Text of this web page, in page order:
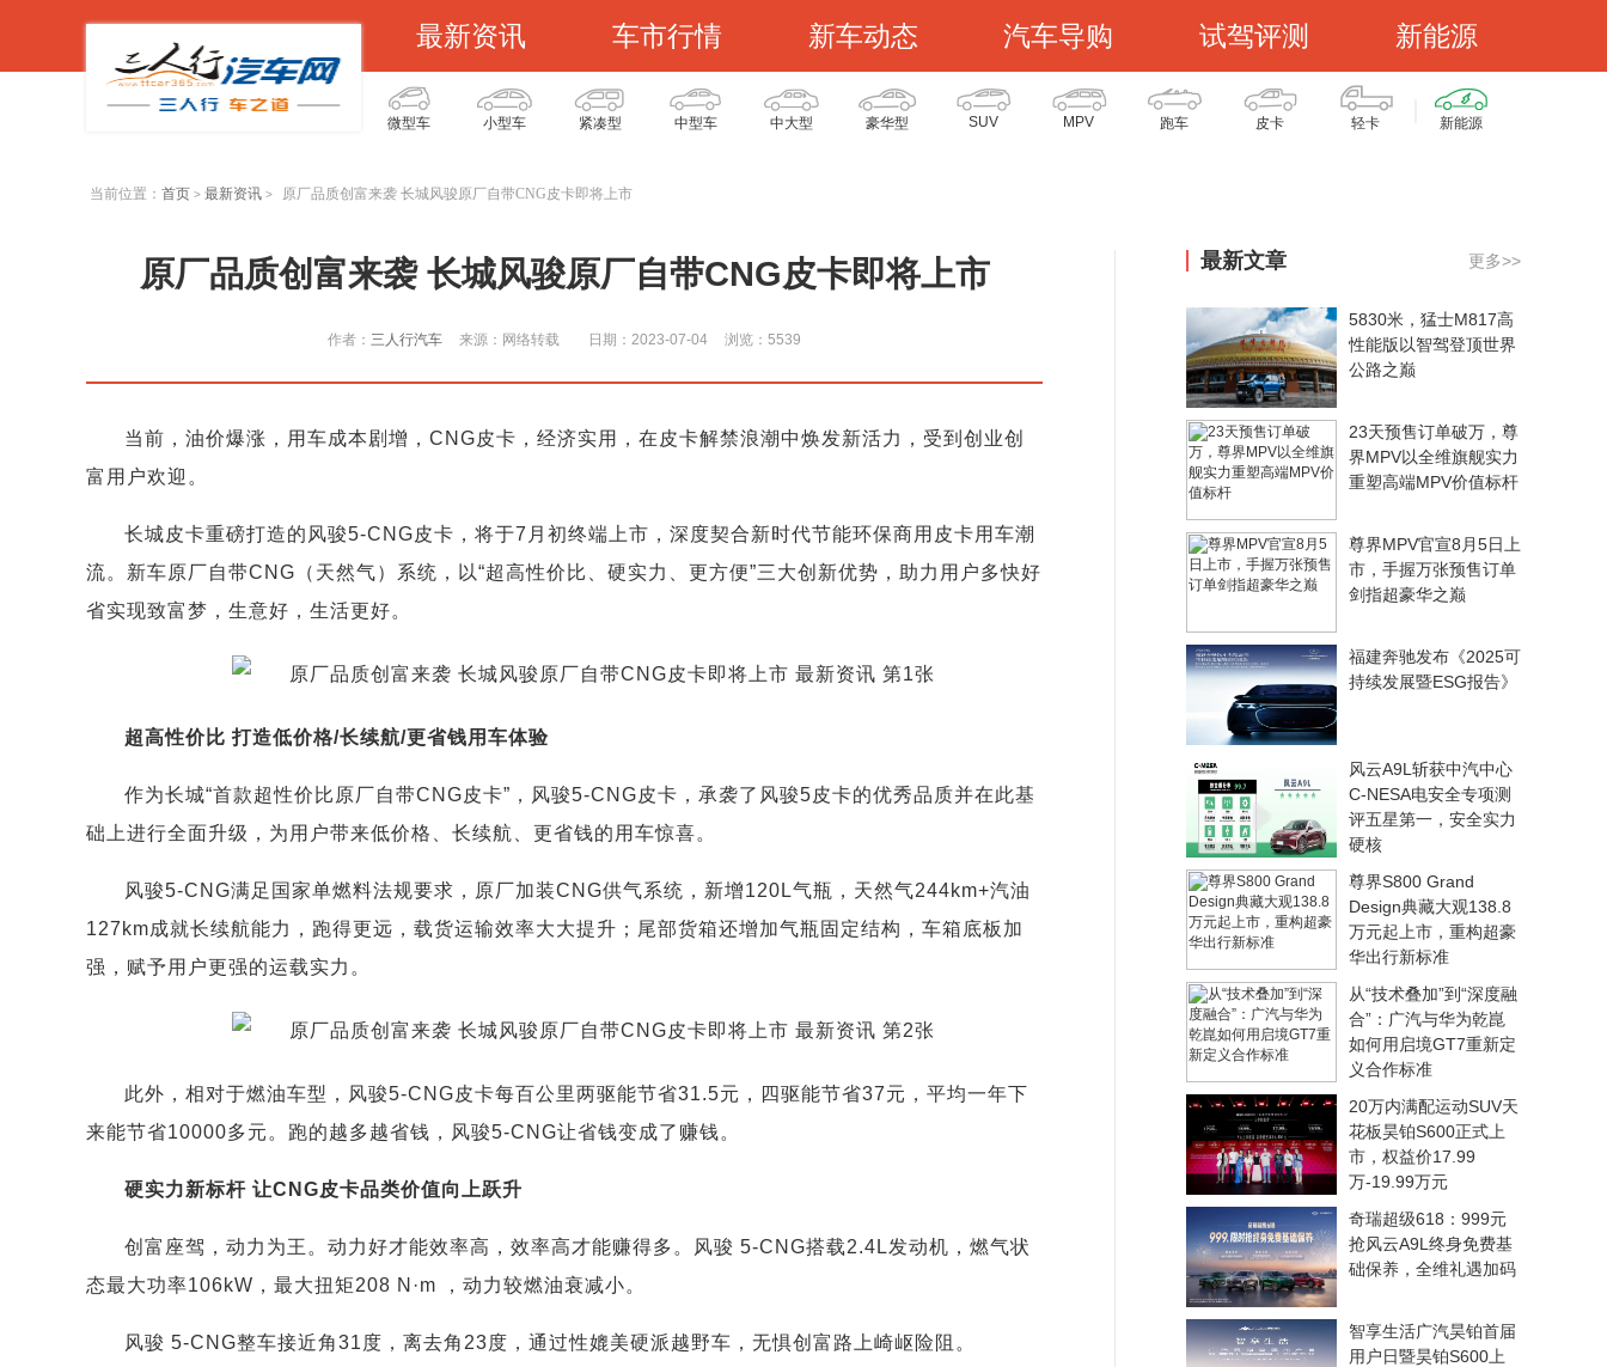
最新资讯 车市行情 新车动态 汽车导购 试驾评测 新能源
微型车 小型车 紧凑型 中型车 中大型 豪华型 SUV MPV 跑车 皮卡 轻卡 新能源
当前位置： 首页 > 最新资讯 > 原厂品质创富来袭 长城风骏原厂自带CNG皮卡即将上市
原厂品质创富来袭 长城风骏原厂自带CNG皮卡即将上市
作者： 三人行汽车 来源：网络转载 日期：2023-07-04 浏览：5539
当前，油价爆涨，用车成本剧增，CNG皮卡，经济实用，在皮卡解禁浪潮中焕发新活力，受到创业创
富用户欢迎。
长城皮卡重磅打造的风骏5-CNG皮卡，将于7月初终端上市，深度契合新时代节能环保商用皮卡用车潮
流。新车原厂自带CNG（天然气）系统，以“超高性价比、硬实力、更方便”三大创新优势，助力用户多快好
省实现致富梦，生意好，生活更好。
超高性价比 打造低价格/长续航/更省钱用车体验
作为长城“首款超性价比原厂自带CNG皮卡”，风骏5-CNG皮卡，承袭了风骏5皮卡的优秀品质并在此基
础上进行全面升级，为用户带来低价格、长续航、更省钱的用车惊喜。
风骏5-CNG满足国家单燃料法规要求，原厂加装CNG供气系统，新增120L气瓶，天然气244km+汽油
127km成就长续航能力，跑得更远，载货运输效率大大提升；尾部货箱还增加气瓶固定结构，车箱底板加
强，赋予用户更强的运载实力。
此外，相对于燃油车型，风骏5-CNG皮卡每百公里两驱能节省31.5元，四驱能节省37元，平均一年下
来能节省10000多元。跑的越多越省钱，风骏5-CNG让省钱变成了赚钱。
硬实力新标杆 让CNG皮卡品类价值向上跃升
创富座驾，动力为王。动力好才能效率高，效率高才能赚得多。风骏 5-CNG搭载2.4L发动机，燃气状
态最大功率106kW，最大扭矩208 N·m ，动力较燃油衰减小。
风骏 5-CNG整车接近角31度，离去角23度，通过性媲美硬派越野车，无惧创富路上崎岖险阻。
最新文章 更多>>
5830米，猛士M817高
性能版以智驾登顶世界
公路之巅
23天预售订单破万，尊
界MPV以全维旗舰实力
重塑高端MPV价值标杆
尊界MPV官宣8月5日上
市，手握万张预售订单
剑指超豪华之巅
福建奔驰发布《2025可
持续发展暨ESG报告》
风云A9L斩获中汽中心
C-NESA电安全专项测
评五星第一，安全实力
硬核
尊界S800 Grand
Design典藏大观138.8
万元起上市，重构超豪
华出行新标准
从“技术叠加”到“深度融
合”：广汽与华为乾崑
如何用启境GT7重新定
义合作标准
20万内满配运动SUV天
花板昊铂S600正式上
市，权益价17.99
万-19.99万元
奇瑞超级618：999元
抢风云A9L终身免费基
础保养，全维礼遇加码
智享生活广汽昊铂首届
用户日暨昊铂S600上